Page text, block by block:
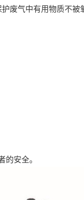
废气中有用物质不
的安全。